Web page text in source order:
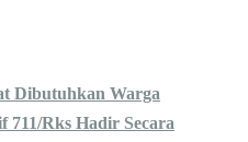
Dibutuhkan Warga
711/Rks Hadir Secara